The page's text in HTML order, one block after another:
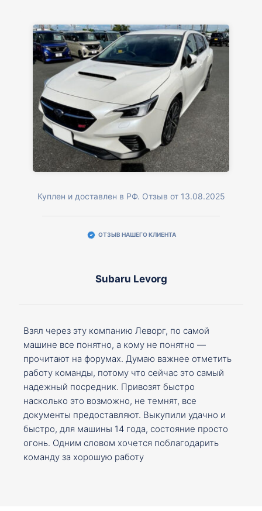
Куплен и доставлен в РФ. Отзыв от 13.08.2025
ОТЗЫВ НАШЕГО КЛИЕНТА
Subaru Levorg
Взял через эту компанию Леворг, по самой
машине все понятно, а кому не понятно —
прочитают на форумах. Думаю важнее отметить
работу команды, потому что сейчас это самый
надежный посредник. Привозят быстро
насколько это возможно, не темнят, все
документы предоставляют. Выкупили удачно и
быстро, для машины 14 года, состояние просто
огонь. Одним словом хочется поблагодарить
команду за хорошую работу